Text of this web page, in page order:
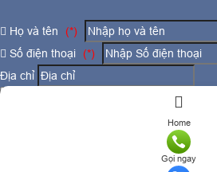
Home
Gọi ngay
Họ và tên
(*)
Số điện thoại
(*)
Địa chỉ
TƯ VẤN DỊCH VỤ